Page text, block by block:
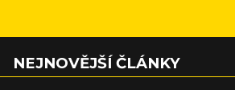
NEJNOVĚJŠÍ ČLÁNKY